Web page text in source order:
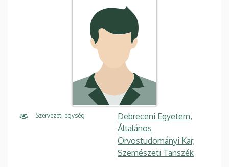
Szervezeti egység
Debreceni Egyetem,
Általános
Orvostudományi Kar,
Szemészeti Tanszék